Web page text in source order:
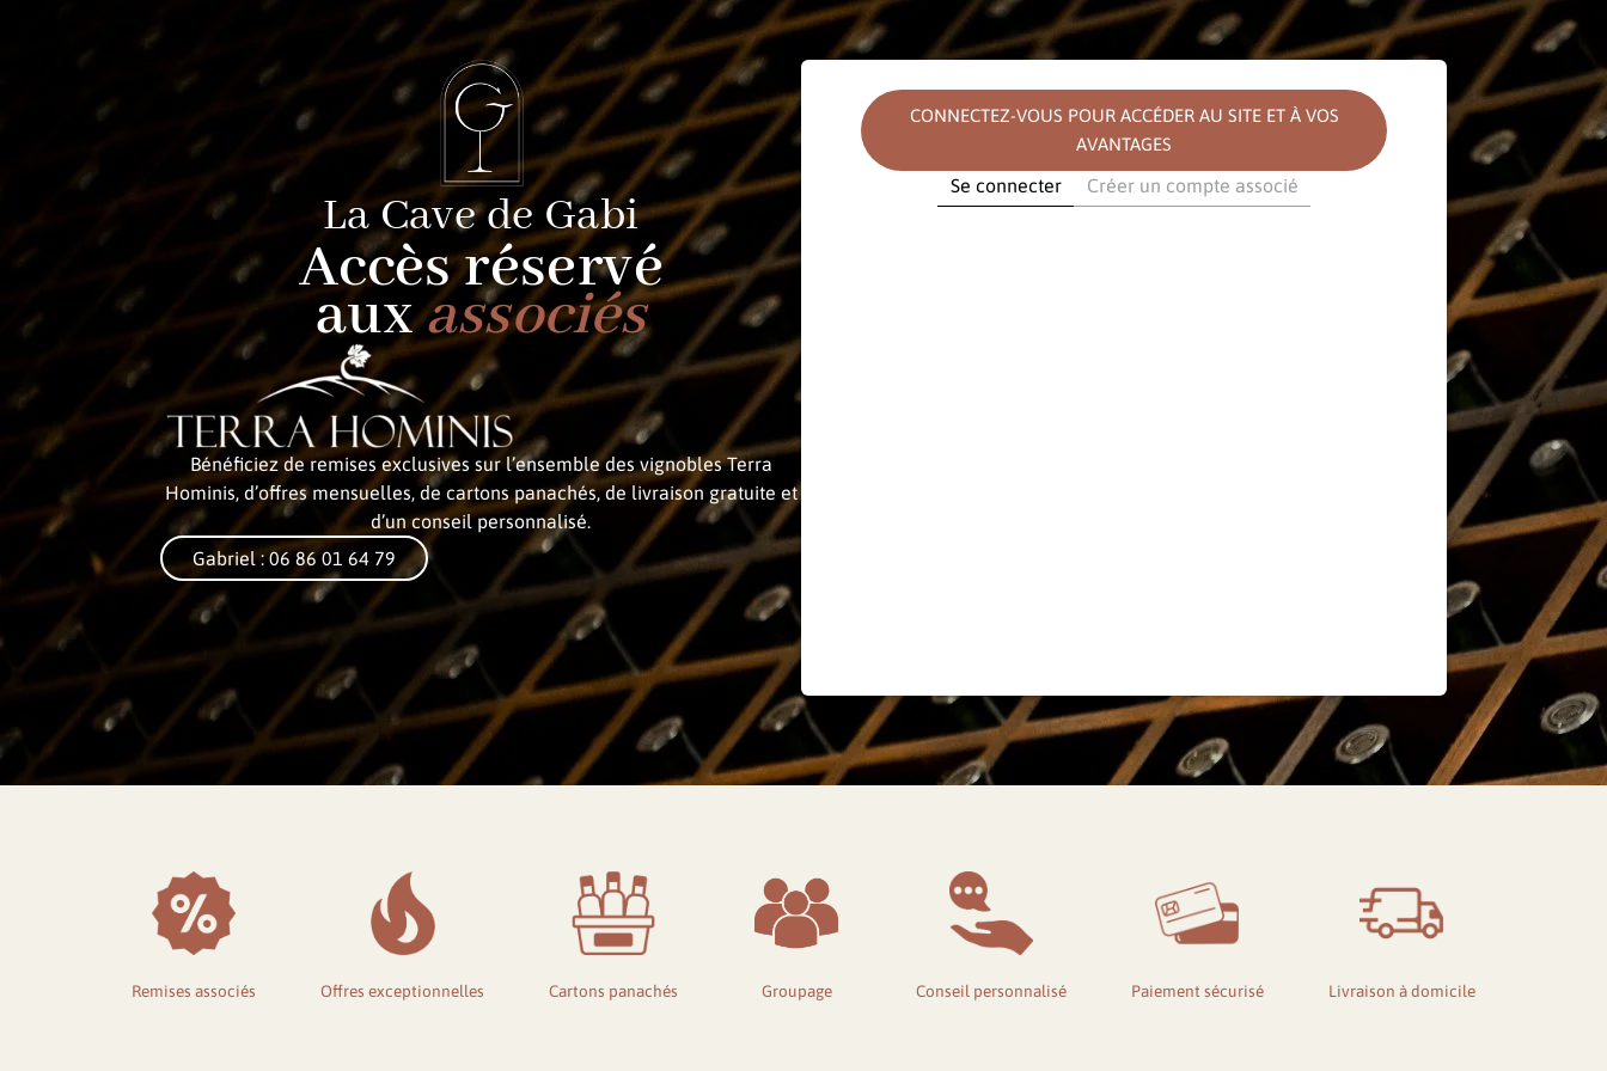
La Cave de Gabi
Accès réservé
auxassociés
Bénéficiez de remises exclusives sur l’ensemble des vignobles Terra
Hominis, d’offres mensuelles, de cartons panachés, de livraison gratuite et
d’un conseil personnalisé.
Gabriel : 06 86 01 64 79
CONNECTEZ-VOUS POUR ACCÉDER AU SITE ET À VOS
AVANTAGES
Se connecter Créer un compte associé
Remises associés Offres exceptionnelles Cartons panachés Groupage Conseil personnalisé Paiement sécurisé Livraison à domicile